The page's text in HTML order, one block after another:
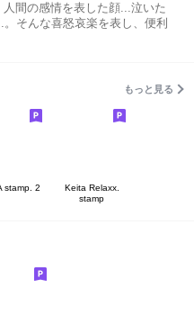
間の感情を表した顔...泣いた
そんな喜怒哀楽を表し、便利
もっと見る
stamp. 2
Keita Relaxx.
stamp